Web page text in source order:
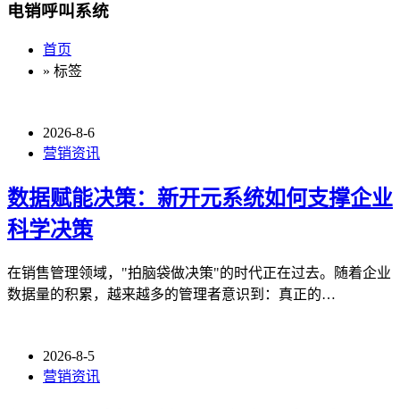
电销呼叫系统
首页
» 标签
2026-8-6
营销资讯
数据赋能决策：新开元系统如何支撑企业
科学决策
在销售管理领域，"拍脑袋做决策"的时代正在过去。随着企业
数据量的积累，越来越多的管理者意识到：真正的…
2026-8-5
营销资讯